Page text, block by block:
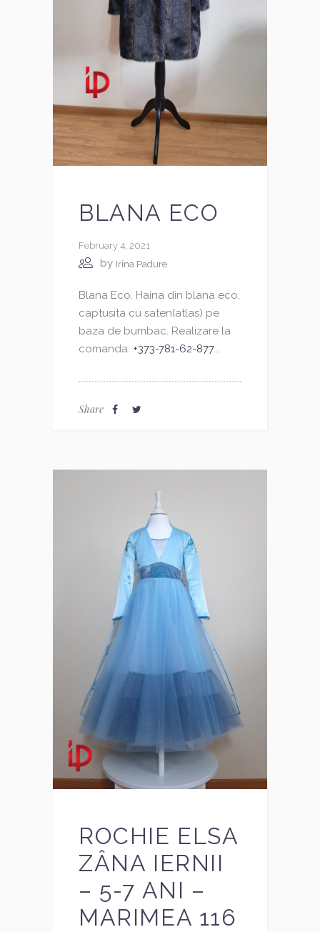
BLANA ECO
February 4, 2021
by Irina Padure
Blana Eco. Haina din blana eco,
captusita cu saten(atlas) pe
baza de bumbac. Realizare la
comanda. +373-781-62-877...
Share
ROCHIE ELSA
ZÂNA IERNII
– 5-7 ANI –
MARIMEA 116